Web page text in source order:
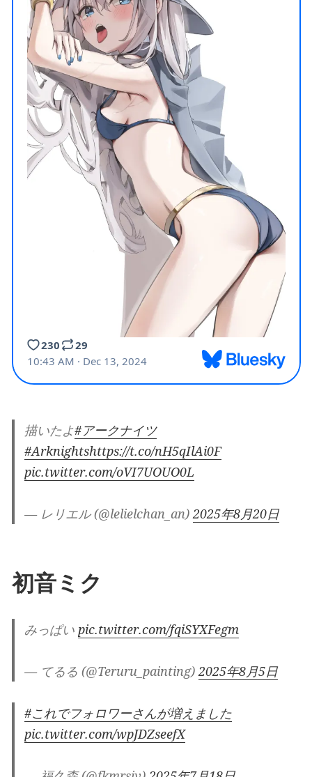
描いたよ#アークナイツ
#Arknightshttps://t.co/nH5qIlAi0F
pic.twitter.com/oVI7UOUO0L
— レリエル (@lelielchan_an) 2025年8月20日
初音ミク
みっぱい pic.twitter.com/fqiSYXFegm
— てるる (@Teruru_painting) 2025年8月5日
#これでフォロワーさんが増えました
pic.twitter.com/wpJDZseefX